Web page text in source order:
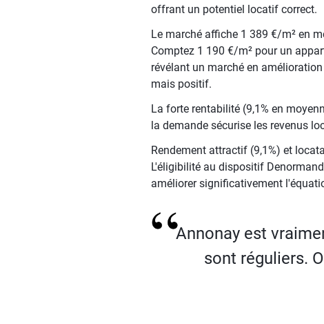
offrant un potentiel locatif correct.
Le marché affiche 1 389 €/m² en
Comptez 1 190 €/m² pour un
révélant un marché en
mais positif.
La forte rentabilité (9,1% en
la demande sécurise les revenus
Rendement attractif (9,1%) et
L'éligibilité au dispositif
améliorer significativement
Annonay est
sont réguliers.